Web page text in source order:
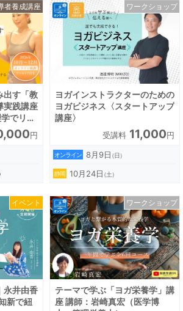
出す「教
実践講座
でリピ
円
者養成講座
ヨガインストラクターのための
ヨガビジネス〈スタートアップ
講座〉
受講料 11,000円
オンライン 8月9日（日）
静岡 10月24日（土）
ワークショップ
永井由香
新で紐
イベント
テーマで学ぶ「ヨガ栄養学」講
座 講師：岩崎真宏（医学博
ワークショップ